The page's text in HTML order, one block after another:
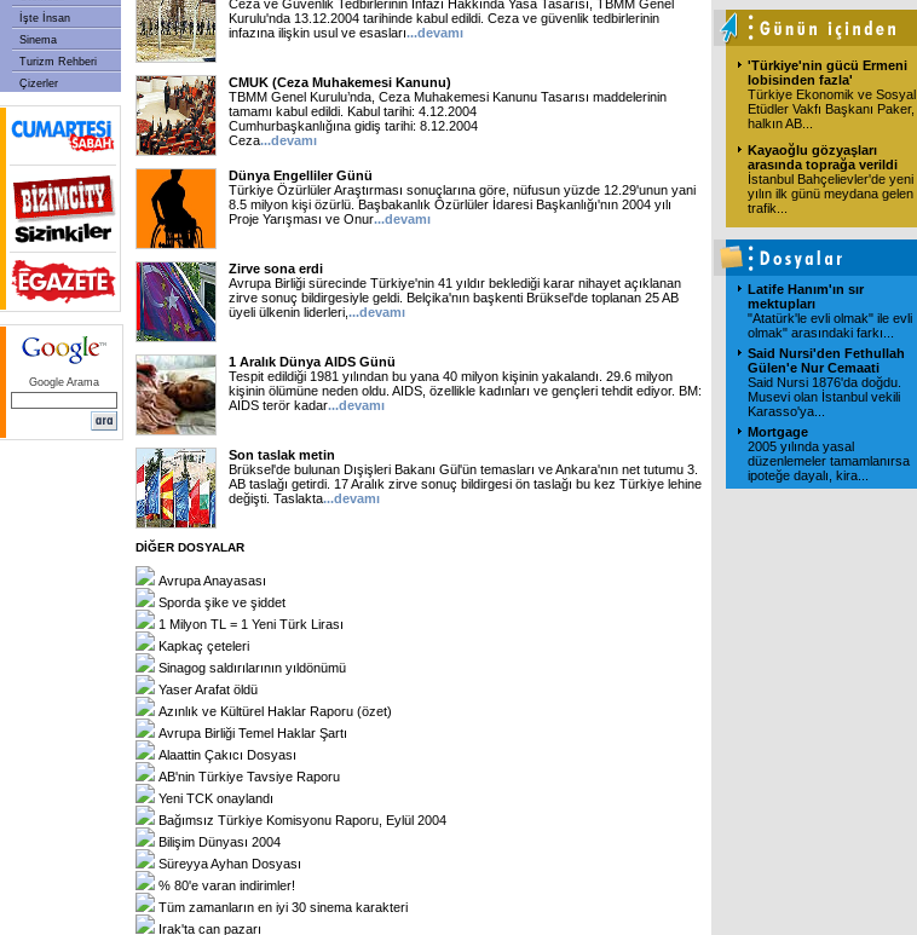
İşte İnsan
Sinema
Turizm Rehberi
Çizerler
Google Arama
Ceza ve Güvenlik Tedbirlerinin İnfazı Hakkında Yasa Tasarısı, TBMM Genel
Kurulu'nda 13.12.2004 tarihinde kabul edildi. Ceza ve güvenlik tedbirlerinin
infazına ilişkin usul ve esasları...devamı
CMUK (Ceza Muhakemesi Kanunu)
TBMM Genel Kurulu’nda, Ceza Muhakemesi Kanunu Tasarısı maddelerinin
tamamı kabul edildi. Kabul tarihi: 4.12.2004
Cumhurbaşkanlığına gidiş tarihi: 8.12.2004
Ceza...devamı
Dünya Engelliler Günü
Türkiye Özürlüler Araştırması sonuçlarına göre, nüfusun yüzde 12.29'unun yani
8.5 milyon kişi özürlü. Başbakanlık Özürlüler İdaresi Başkanlığı'nın 2004 yılı
Proje Yarışması ve Onur...devamı
Zirve sona erdi
Avrupa Birliği sürecinde Türkiye'nin 41 yıldır beklediği karar nihayet açıklanan
zirve sonuç bildirgesiyle geldi. Belçika'nın başkenti Brüksel'de toplanan 25 AB
üyeli ülkenin liderleri, ...devamı
1 Aralık Dünya AIDS Günü
Tespit edildiği 1981 yılından bu yana 40 milyon kişinin yakalandı. 29.6 milyon
kişinin ölümüne neden oldu. AIDS, özellikle kadınları ve gençleri tehdit ediyor. BM:
AIDS terör kadar...devamı
Son taslak metin
Brüksel'de bulunan Dışişleri Bakanı Gül'ün temasları ve Ankara'nın net tutumu 3.
AB taslağı getirdi. 17 Aralık zirve sonuç bildirgesi ön taslağı bu kez Türkiye lehine
değişti. Taslakta...devamı
DİĞER DOSYALAR
Avrupa Anayasası
Sporda şike ve şiddet
1 Milyon TL = 1 Yeni Türk Lirası
Kapkaç çeteleri
Sinagog saldırılarının yıldönümü
Yaser Arafat öldü
Azınlık ve Kültürel Haklar Raporu (özet)
Avrupa Birliği Temel Haklar Şartı
Alaattin Çakıcı Dosyası
AB'nin Türkiye Tavsiye Raporu
Yeni TCK onaylandı
Bağımsız Türkiye Komisyonu Raporu, Eylül 2004
Bilişim Dünyası 2004
Süreyya Ayhan Dosyası
% 80'e varan indirimler!
Tüm zamanların en iyi 30 sinema karakteri
Irak'ta can pazarı
'Türkiye'nin gücü Ermeni
lobisinden fazla'
Türkiye Ekonomik ve Sosyal
Etüdler Vakfı Başkanı Paker,
halkın AB...
Kayaoğlu gözyaşları
arasında toprağa verildi
İstanbul Bahçelievler'de yeni
yılın ilk günü meydana gelen
trafik...
Latife Hanım'ın sır
mektupları
"Atatürk'le evli olmak" ile evli
olmak" arasındaki farkı...
Said Nursi'den Fethullah
Gülen'e Nur Cemaati
Said Nursi 1876'da doğdu.
Musevi olan İstanbul vekili
Karasso'ya...
Mortgage
2005 yılında yasal
düzenlemeler tamamlanırsa
ipoteğe dayalı, kira...